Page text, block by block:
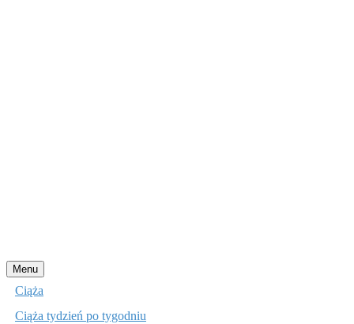
Menu Przejdź
do
Ciąża
Ciąża tydzień po tygodniu